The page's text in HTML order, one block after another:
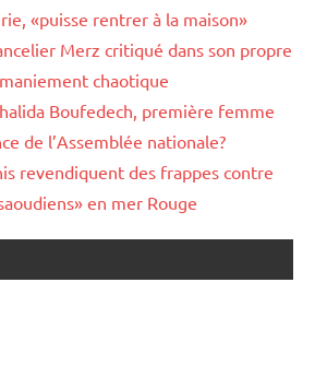
«puisse rentrer à la maison»
Merz critiqué dans son propre
chaotique
Boufedech, première femme
de l’Assemblée nationale?
revendiquent des frappes contre
en mer Rouge